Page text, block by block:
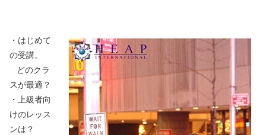
・はじめて
の受講。
どのクラ
スが最適？
・上級者向
けのレッス
ンは？